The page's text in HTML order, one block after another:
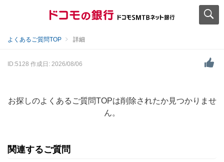
よくあるご質問TOP 詳細
ID:5128 作成日: 2026/08/06
お探しのよくあるご質問TOPは削除されたか見つかりませ
ん。
関連するご質問